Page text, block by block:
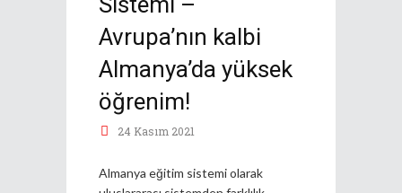
Avrupa’nın kalbi
Almanya’da yüksek
öğrenim!
24 Kasım 2021
Almanya eğitim sistemi olarak